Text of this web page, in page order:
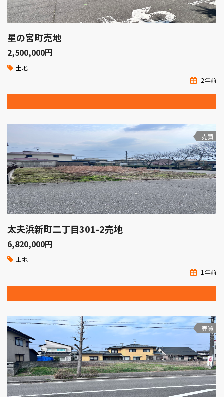
星の宮町売地
2,500,000円
土地
2年前
売買
太夫浜新町二丁目301-2売地
6,820,000円
土地
1年前
売買